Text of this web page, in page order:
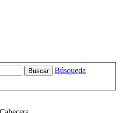
Buscar
Búsqueda